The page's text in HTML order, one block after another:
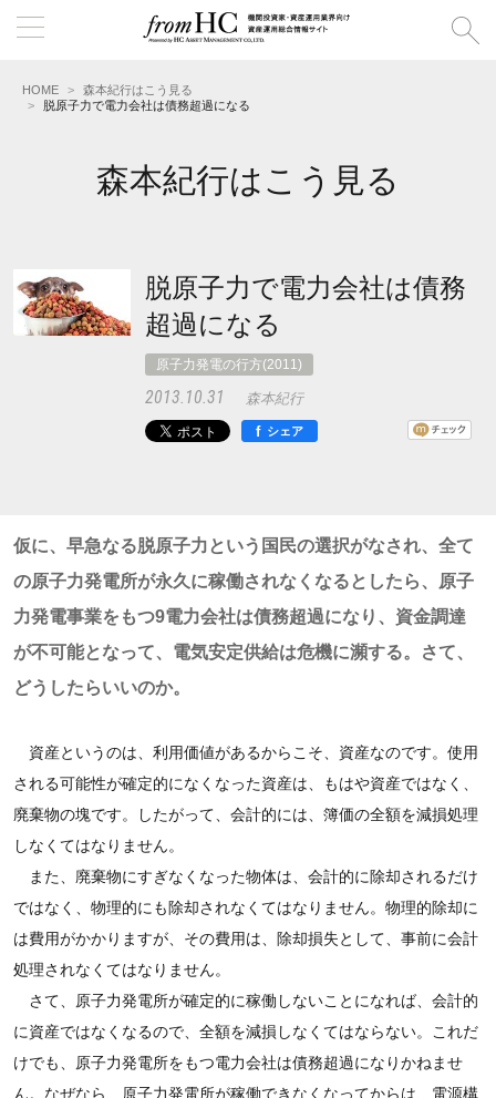
HOME
森本紀行はこう見る
脱原子力で電力会社は債務超過になる
森本紀行はこう見る
脱原子力で電力会社は債務
超過になる
原子力発電の行方(2011)
2013.10.31
森本紀行
f
シェア
仮に、早急なる脱原子力という国民の選択がなされ、全て
の原子力発電所が永久に稼働されなくなるとしたら、原子
力発電事業をもつ9電力会社は債務超過になり、資金調達
が不可能となって、電気安定供給は危機に瀕する。さて、
どうしたらいいのか。
資産というのは、利用価値があるからこそ、資産なのです。使用
される可能性が確定的になくなった資産は、もはや資産ではなく、
廃棄物の塊です。したがって、会計的には、簿価の全額を減損処理
しなくてはなりません。
また、廃棄物にすぎなくなった物体は、会計的に除却されるだけ
ではなく、物理的にも除却されなくてはなりません。物理的除却に
は費用がかかりますが、その費用は、除却損失として、事前に会計
処理されなくてはなりません。
さて、原子力発電所が確定的に稼働しないことになれば、会計的
に資産ではなくなるので、全額を減損しなくてはならない。これだ
けでも、原子力発電所をもつ電力会社は債務超過になりかねませ
ん。なぜなら、原子力発電所が稼働できなくなってからは、電源構